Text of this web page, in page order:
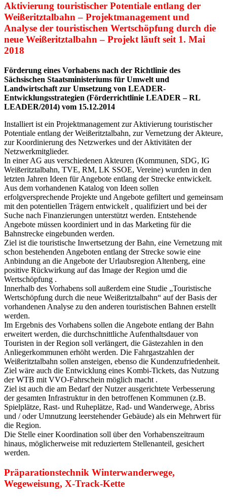
Aktivierung touristischer Potentiale entlang der
Weißeritztalbahn – Projektmanagement und
Analyse der touristischen Wertschöpfung durch die
neue Weißeritztalbahn – Projekt läuft seit 1. Mai
2018
Förderung eines Vorhabens nach der Richtlinie des
Sächsischen Staatsministeriums für Umwelt und
Landwirtschaft zur Umsetzung von LEADER-
Entwicklungsstrategien (Förderrichtlinie LEADER – RL
LEADER/2014) vom 15.12.2014
Installiert ist ein Projektmanagement zur Aktivierung touristischer
Potentiale entlang der Weißeritztalbahn, zur Vernetzung der Akteure,
zur Koordinierung des Netzwerkes und der Aktivitäten der
Netzwerkmitglieder.
In einer AG aus verschiedenen Akteuren (Kommunen, SDG, IG
Weißeritztalbahn, TVE, RM, LK SSOE, Vereine) wurden in den
letzten Jahren Ideen für Angebote entlang der Strecke entwickelt.
Aus dem vorhandenen Katalog von Ideen sollen
erfolgversprechende Projekte und Angebote gefiltert und gemeinsam
mit den potentiellen Trägern entwickelt , qualifiziert und bei der
Suche nach Finanzierungen unterstützt werden. Entstehende
Angebote müssen koordiniert und in das Marketing für die
Bahnstrecke eingebunden werden.
Ziel ist die touristische Inwertsetzung der Bahn, eine Vernetzung mit
schon bestehenden Angeboten entlang der Strecke sowie eine
Anbindung an die Angebote der Urlaubsregion Altenberg, eine
positive Rückwirkung auf das Image der Region umd die
Wertschöpfung .
Innerhalb des Vorhabens soll außerdem eine Studie „Touristische
Wertschöpfung durch die neue Weißeritztalbahn“ auf der Basis der
vorhandenen Analyse zu den anderen touristischen Bahnen erstellt
werden.
Im Ergebnis des Vorhabens sollen die Angebote entlang der Bahn
erweitert werden, die durchschnittliche Aufenthaltsdauer von
Touristen in der Region soll verlängert, die Gästezahlen in den
Anliegerkommunen erhöht werden. Die Fahrgastzahlen der
Weißeritztalbahn sollen ansteigen, ebenso die Kundenzufriedenheit.
Ziel wäre auch die Entwicklung eines Kombi-Tickets, das Nutzung
der WTB mit VVO-Fahrschein möglich macht .
Ziel ist auch die am Bedarf der Nutzer ausgerichtete Verbesserung
der gesamten Infrastruktur in den betroffenen Kommunen (z.B.
Spielplätze, Rast- und Ruheplätze, Rad- und Wanderwege, Abriss
und / oder Umnutzung leerstehender Gebäude) als ein Mehrwert für
die Region.
Die Stelle einer Koordination soll über den Vorhabenszeitraum
hinaus, möglicherweise mit reduziertem Stellenanteil, gesichert
werden.
Präparationstechnik Winterwanderwege,
Wegeweisung, X-Track-Kette